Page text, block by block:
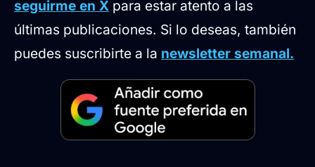
seguirme en X para estar atento a las
últimas publicaciones. Si lo deseas, también
puedes suscribirte a la newsletter semanal.